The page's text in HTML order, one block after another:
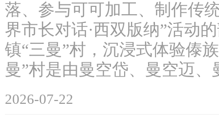
落、参与可可加工、制作传
界市长对话·西双版纳”活动
镇“三曼”村，沉浸式体验傣
曼”村是由曼空岱、曼空迈
2026-07-22